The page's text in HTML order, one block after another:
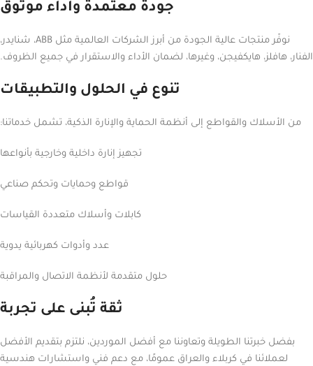
جودة معتمدة وأداء موثوق
نوفّر منتجات عالية الجودة من أبرز الشركات العالمية مثل ABB، شنايدر،
الفنار، هافلز، هايكفيجن، وغيرها، لضمان الأداء والاستقرار في جميع الظروف.
تنوع في الحلول والتطبيقات
من الأسلاك والقواطع إلى أنظمة الحماية والإنارة الذكية، تشمل خدماتنا:
تجهيز إنارة داخلية وخارجية بأنواعها
قواطع وحمايات وتحكم صناعي
كابلات وأسلاك متعددة القياسات
عدد وأدوات كهربائية يدوية
حلول متقدمة لأنظمة الاتصال والمراقبة
ثقة تُبنى على تجربة
بفضل خبرتنا الطويلة وتعاوننا مع أفضل الموردين، نلتزم بتقديم الأفضل
لعملائنا في كربلاء والعراق عمومًا، مع دعم فني واستشارات هندسية